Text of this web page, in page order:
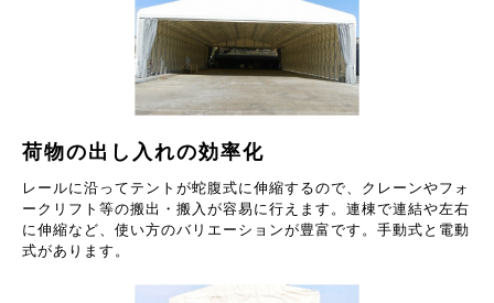
荷物の出し入れの効率化
レールに沿ってテントが蛇腹式に伸縮するので、クレーンやフォ
ークリフト等の搬出・搬入が容易に行えます。連棟で連結や左右
に伸縮など、使い方のバリエーションが豊富です。手動式と電動
式があります。